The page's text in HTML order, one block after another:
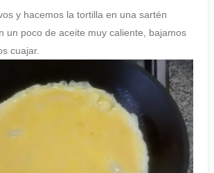
y hacemos la tortilla en una sartén
un poco de aceite muy caliente, bajamos
cuajar.